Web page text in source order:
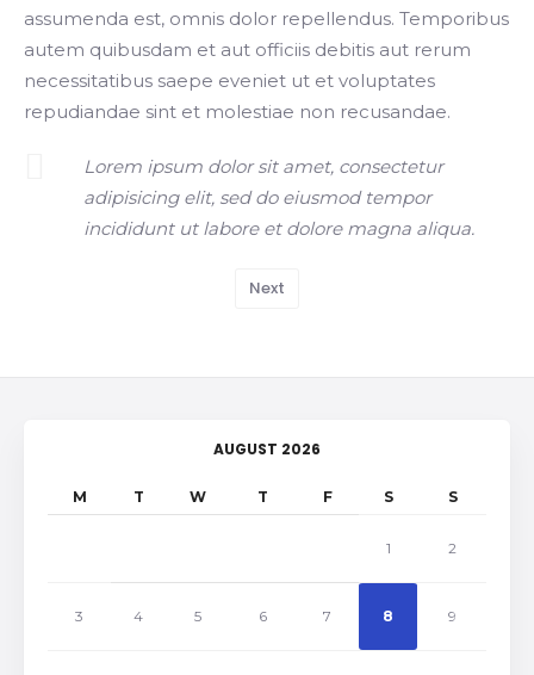
assumenda est, omnis dolor repellendus. Temporibus
autem quibusdam et aut officiis debitis aut rerum
necessitatibus saepe eveniet ut et voluptates
repudiandae sint et molestiae non recusandae.
Lorem ipsum dolor sit amet, consectetur
adipisicing elit, sed do eiusmod tempor
incididunt ut labore et dolore magna aliqua.
Next
AUGUST 2026
M T W T F S S
1 2
3 4 5 6 7 8 9